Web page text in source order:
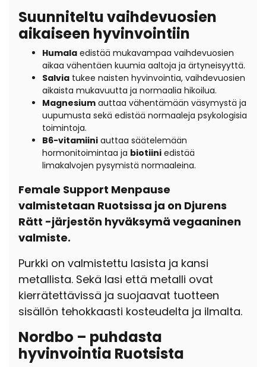
Suunniteltu vaihdevuosien
aikaiseen hyvinvointiin
Humala edistää mukavampaa vaihdevuosien
aikaa vähentäen kuumia aaltoja ja ärtyneisyyttä.
Salvia tukee naisten hyvinvointia, vaihdevuosien
aikaista mukavuutta ja normaalia hikoilua.
Magnesium auttaa vähentämään väsymystä ja
uupumusta sekä edistää normaaleja psykologisia
toimintoja.
B6-vitamiini auttaa säätelemään
hormonitoimintaa ja biotiini edistää
limakalvojen pysymistä normaaleina.
Female Support Menpause
valmistetaan Ruotsissa ja on Djurens
Rätt -järjestön hyväksymä vegaaninen
valmiste.
Purkki on valmistettu lasista ja kansi
metallista. Sekä lasi että metalli ovat
kierrätettävissä ja suojaavat tuotteen
sisällön tehokkaasti kosteudelta ja ilmalta.
Nordbo – puhdasta
hyvinvointia Ruotsista